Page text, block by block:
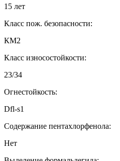
15 лет
Класс пож. безопасности:
КМ2
Класс износостойкости:
23/34
Огнестойкость:
Dfl-s1
Содержание пентахлорфенола:
Нет